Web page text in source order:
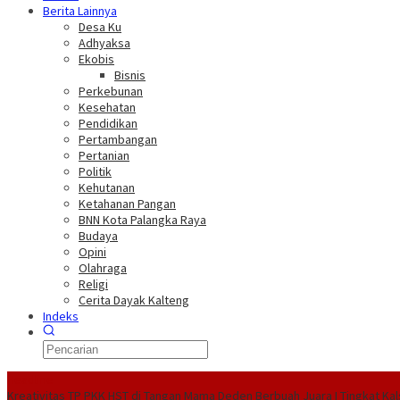
Berita Lainnya
Desa Ku
Adhyaksa
Ekobis
Bisnis
Perkebunan
Kesehatan
Pendidikan
Pertambangan
Pertanian
Politik
Kehutanan
Ketahanan Pangan
BNN Kota Palangka Raya
Budaya
Opini
Olahraga
Religi
Cerita Dayak Kalteng
Indeks
Kreativitas TP PKK HST di Tangan Mama Deden Berbuah Juara I Tingkat